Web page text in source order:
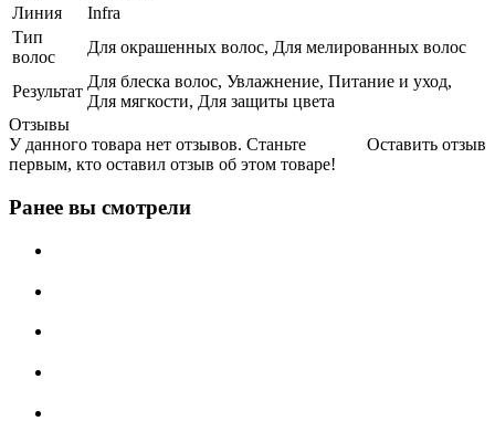
Линия
Infra
Тип
волос
Для окрашенных волос, Для мелированных волос
Результат
Для блеска волос, Увлажнение, Питание и уход,
Для мягкости, Для защиты цвета
Отзывы
Оставить отзыв
У данного товара нет отзывов. Станьте
первым, кто оставил отзыв об этом товаре!
Ранее вы смотрели